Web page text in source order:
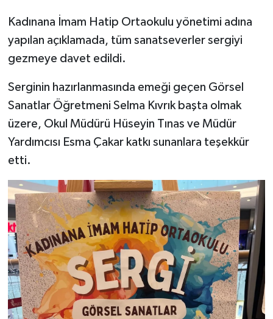
Kadınana İmam Hatip Ortaokulu yönetimi adına
yapılan açıklamada, tüm sanatseverler sergiyi
gezmeye davet edildi.
Serginin hazırlanmasında emeği geçen Görsel
Sanatlar Öğretmeni Selma Kıvrık başta olmak
üzere, Okul Müdürü Hüseyin Tınas ve Müdür
Yardımcısı Esma Çakar katkı sunanlara teşekkür
etti.